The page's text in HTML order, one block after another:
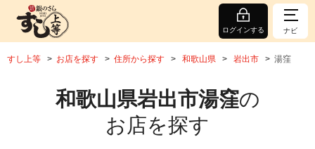
ログインする ナビ
すし上等 お店を探す 住所から探す 和歌山県 岩出市 湯窪
和歌山県岩出市湯窪の
お店を探す